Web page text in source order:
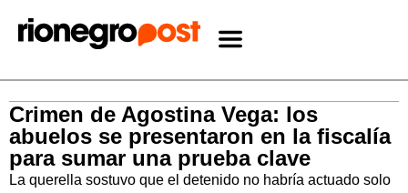
Crimen de Agostina Vega: los
abuelos se presentaron en la fiscalía
para sumar una prueba clave
La querella sostuvo que el detenido no habría actuado solo